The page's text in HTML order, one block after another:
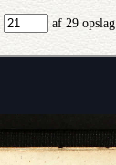
af 29 opslag